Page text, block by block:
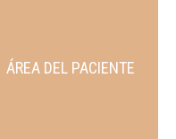
ÁREA DEL PACIENTE